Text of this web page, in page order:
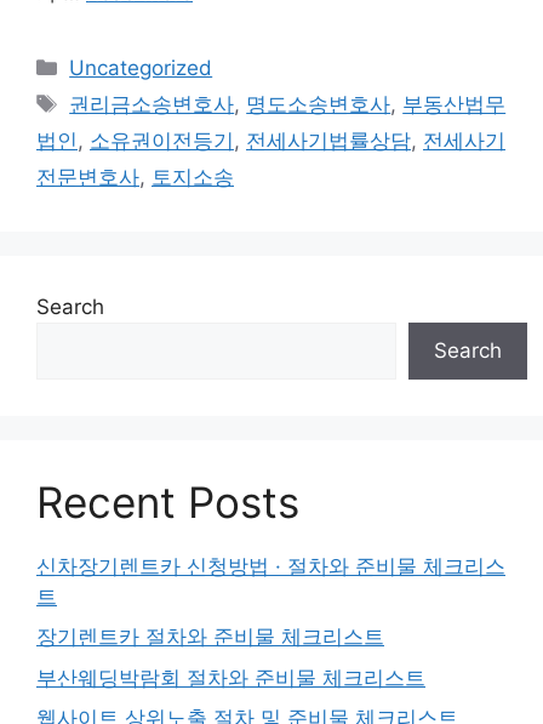
Categories
Uncategorized
Tags
권리금소송변호사, 명도소송변호사, 부동산법무
법인 , 소유권이전등기 , 전세사기법률상담, 전세사기
전문변호사, 토지소송
Search
Search
Recent Posts
신차장기렌트카 신청방법 · 절차와 준비물 체크리스
트
장기렌트카 절차와 준비물 체크리스트
부산웨딩박람회 절차와 준비물 체크리스트
웹사이트 상위노출 절차 및 준비물 체크리스트